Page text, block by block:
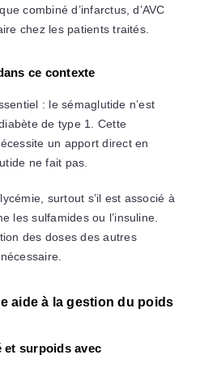
combiné d’infarctus, d’AVC
chez les patients traités.
ce contexte
: le sémaglutide n’est
de type 1. Cette
un apport direct en
ne fait pas.
surtout s’il est associé à
les sulfamides ou l’insuline.
des doses des autres
aide à la gestion du poids
et surpoids avec